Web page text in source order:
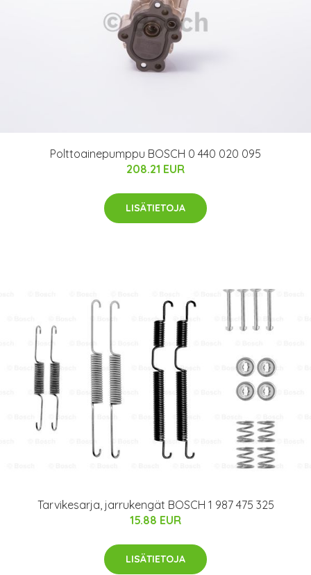
Polttoainepumppu BOSCH 0 440 020 095
208.21 EUR
LISÄTIETOJA
Tarvikesarja, jarrukengät BOSCH 1 987 475 325
15.88 EUR
LISÄTIETOJA